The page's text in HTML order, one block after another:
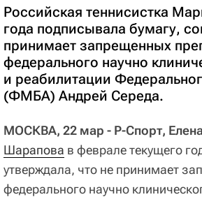
Российская теннисистка
года подписывала бумагу,
принимает запрещенных
федерального научно
и реабилитации
(ФМБА) Андрей Середа.
МОСКВА, 22 мар - Р-Спорт,
Шарапова в феврале текущего
утверждала, что не принимает
федерального научно